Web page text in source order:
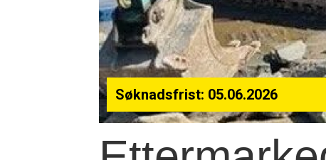
Søknadsfrist: 05.06.2026